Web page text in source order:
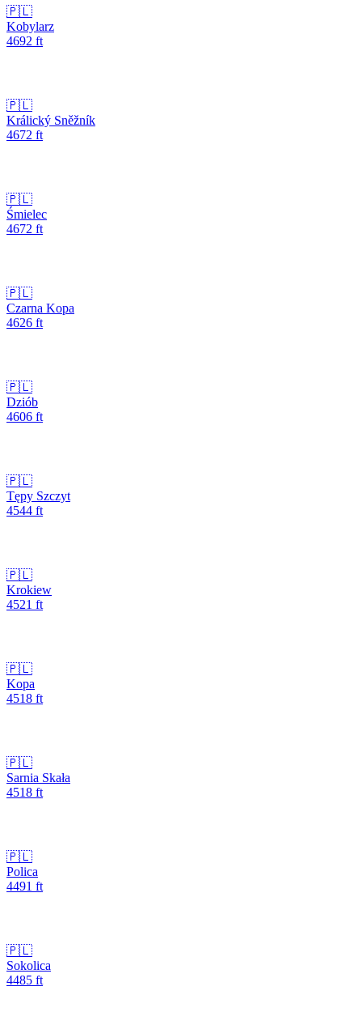
🇵🇱
Kobylarz
4692 ft
🇵🇱
Králický Sněžník
4672 ft
🇵🇱
Śmielec
4672 ft
🇵🇱
Czarna Kopa
4626 ft
🇵🇱
Dziób
4606 ft
🇵🇱
Tępy Szczyt
4544 ft
🇵🇱
Krokiew
4521 ft
🇵🇱
Kopa
4518 ft
🇵🇱
Sarnia Skała
4518 ft
🇵🇱
Polica
4491 ft
🇵🇱
Sokolica
4485 ft